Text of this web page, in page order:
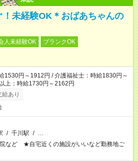
未経験OK＊おばあちゃんの
人未経験OK
ブランクOK
1530円～1912円 / 介護福祉士：時給1830円～
上：時給1730円～2162円
あり
/ 千川駅 / …
など ★自宅近くの施設がいいなど勤務地ご